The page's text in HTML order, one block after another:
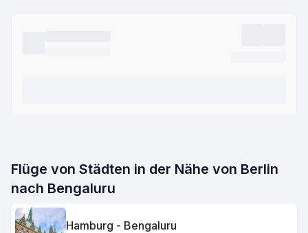
Flüge von Städten in der Nähe von Berlin
nach Bengaluru
Hamburg - Bengaluru